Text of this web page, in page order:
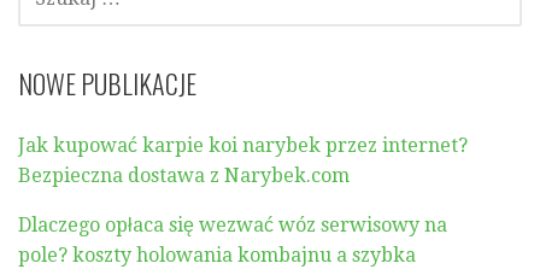
NOWE PUBLIKACJE
Jak kupować karpie koi narybek przez internet?
Bezpieczna dostawa z Narybek.com
Dlaczego opłaca się wezwać wóz serwisowy na
pole? koszty holowania kombajnu a szybka